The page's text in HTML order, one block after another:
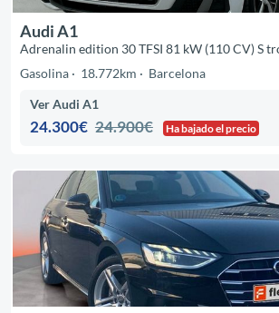
Audi A1
Adrenalin edition 30 TFSI 81 kW (110 CV) S
Gasolina
18.772km Barcelona
Ver Audi A1
24.300€ 24.900€ Ha bajado el precio